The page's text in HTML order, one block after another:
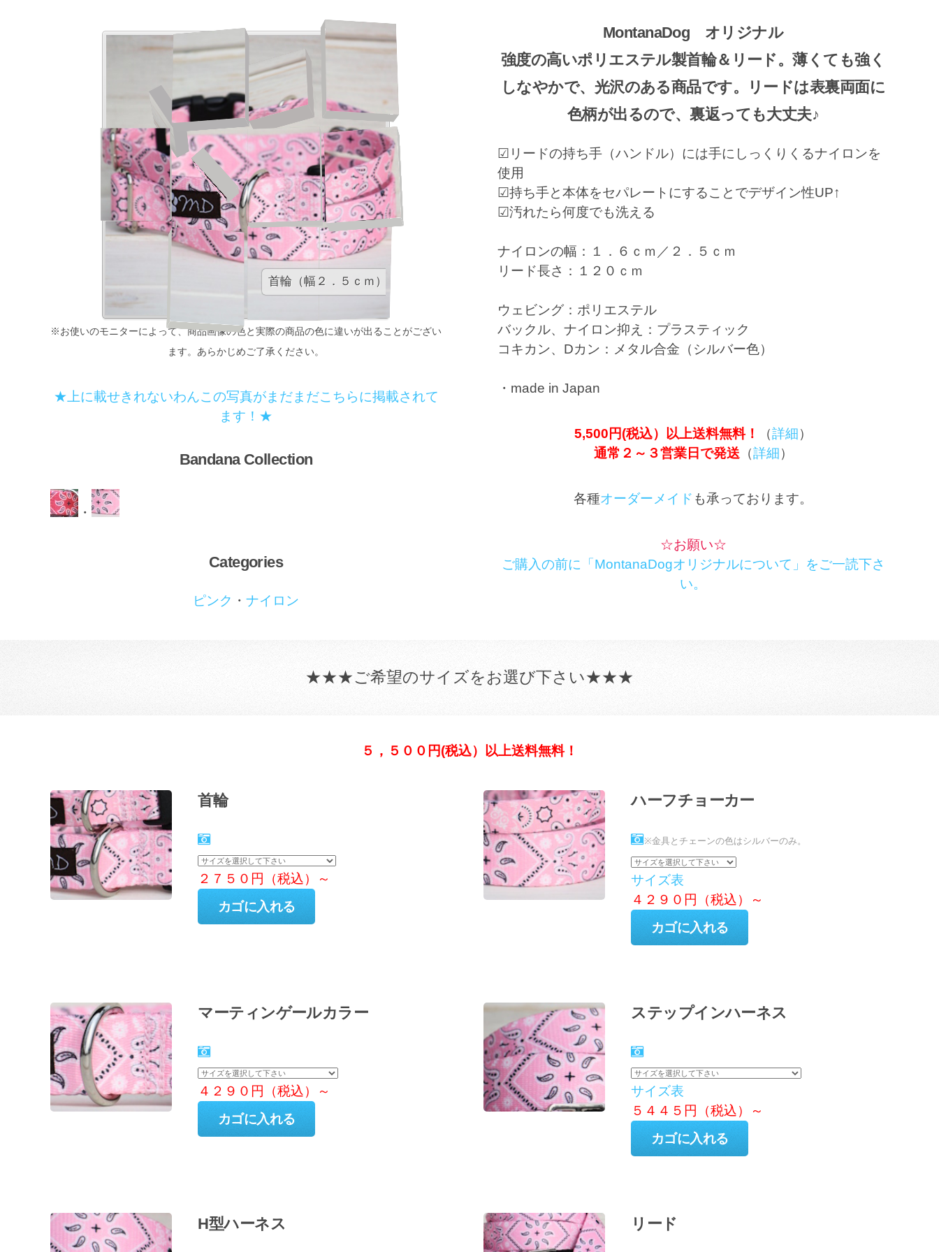
首輪（幅２．５ｃｍ）
※お使いのモニターによって、商品画像の色と実際の商品の色に違いが出ることがござい
ます。あらかじめご了承ください。
★上に載せきれないわんこの写真がまだまだこちらに掲載されて
ます！★
Bandana Collection
・
Categories
ピンク ・ ナイロン
MontanaDog オリジナル
強度の高いポリエステル製首輪＆リード。薄くても強く
しなやかで、光沢のある商品です。リードは表裏両面に
色柄が出るので、裏返っても大丈夫♪
☑リードの持ち手（ハンドル）には手にしっくりくるナイロンを
使用
☑持ち手と本体をセパレートにすることでデザイン性UP↑
☑汚れたら何度でも洗える
ナイロンの幅：１．６ｃｍ／２．５ｃｍ
リード長さ：１２０ｃｍ
ウェビング：ポリエステル
バックル、ナイロン抑え：プラスティック
コキカン、Dカン：メタル合金（シルバー色）
・made in Japan
5,500円(税込）以上送料無料！ （詳細）
通常２～３営業日で発送 （詳細）
各種オーダーメイド も承っております。
☆お願い☆
ご購入の前に「MontanaDogオリジナルについて」をご一読下さ
い。
★★★ご希望のサイズをお選び下さい★★★
５，５００円(税込）以上送料無料！
首輪
２７５０円（税込）～
ハーフチョーカー
※金具とチェーンの色はシルバーのみ。
サイズ表
４２９０円（税込）～
マーティンゲールカラー
４２９０円（税込）～
ステップインハーネス
サイズ表
５４４５円（税込）～
H型ハーネス リード